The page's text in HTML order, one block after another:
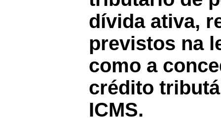
dívida ativa,
previstos na
como a
crédito
ICMS.